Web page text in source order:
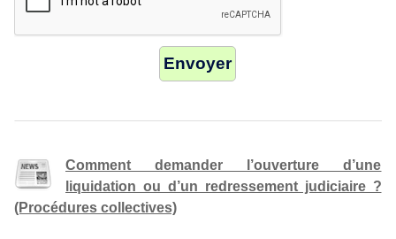
Comment demander l’ouverture d’une
liquidation ou d’un redressement judiciaire ?
(Procédures collectives)